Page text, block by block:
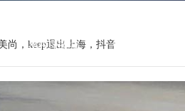
小程序商城 微商城功能
尚，keep退出上海，抖音